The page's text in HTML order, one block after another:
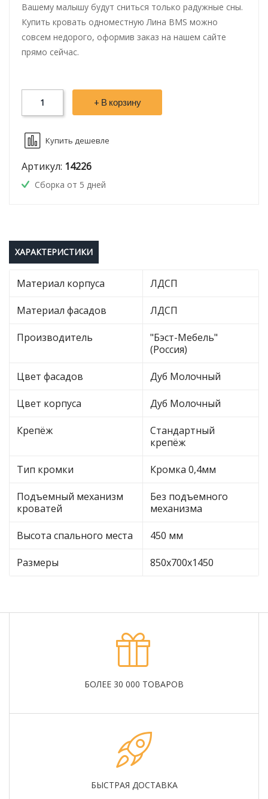
Вашему малышу будут сниться только радужные сны.
Купить кровать одноместную Лина BMS можно
совсем недорого, оформив заказ на нашем сайте
прямо сейчас.
+ В корзину
Купить дешевле
Артикул: 14226
Сборка от 5 дней
ХАРАКТЕРИСТИКИ
Материал корпуса ЛДСП
Материал фасадов ЛДСП
Производитель
"Бэст-Мебель"
(Россия)
Цвет фасадов Дуб Молочный
Цвет корпуса Дуб Молочный
Крепёж
Стандартный
крепёж
Тип кромки Кромка 0,4мм
Подъемный механизм
кроватей
Без подъемного
механизма
Высота спального места 450 мм
Размеры 850х700х1450
БОЛЕЕ 30 000 ТОВАРОВ
БЫСТРАЯ ДОСТАВКА